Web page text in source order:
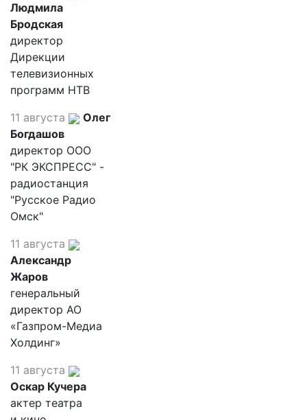
Людмила
Бродская
директор
Дирекции
телевизионных
программ НТВ
11 августа
Олег
Богдашов
директор ООО
"РК ЭКСПРЕСС" -
радиостанция
"Русское Радио
Омск"
11 августа
Александр
Жаров
генеральный
директор АО
«Газпром-Медиа
Холдинг»
11 августа
Оскар Кучера
актер театра